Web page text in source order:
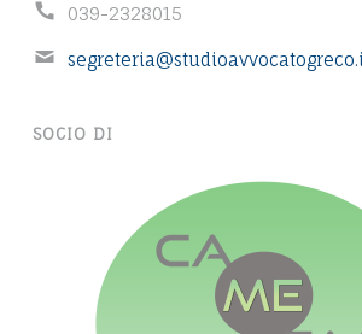
:i
e
s
P
o
e
039-2328015
E
i
SOCIO DI